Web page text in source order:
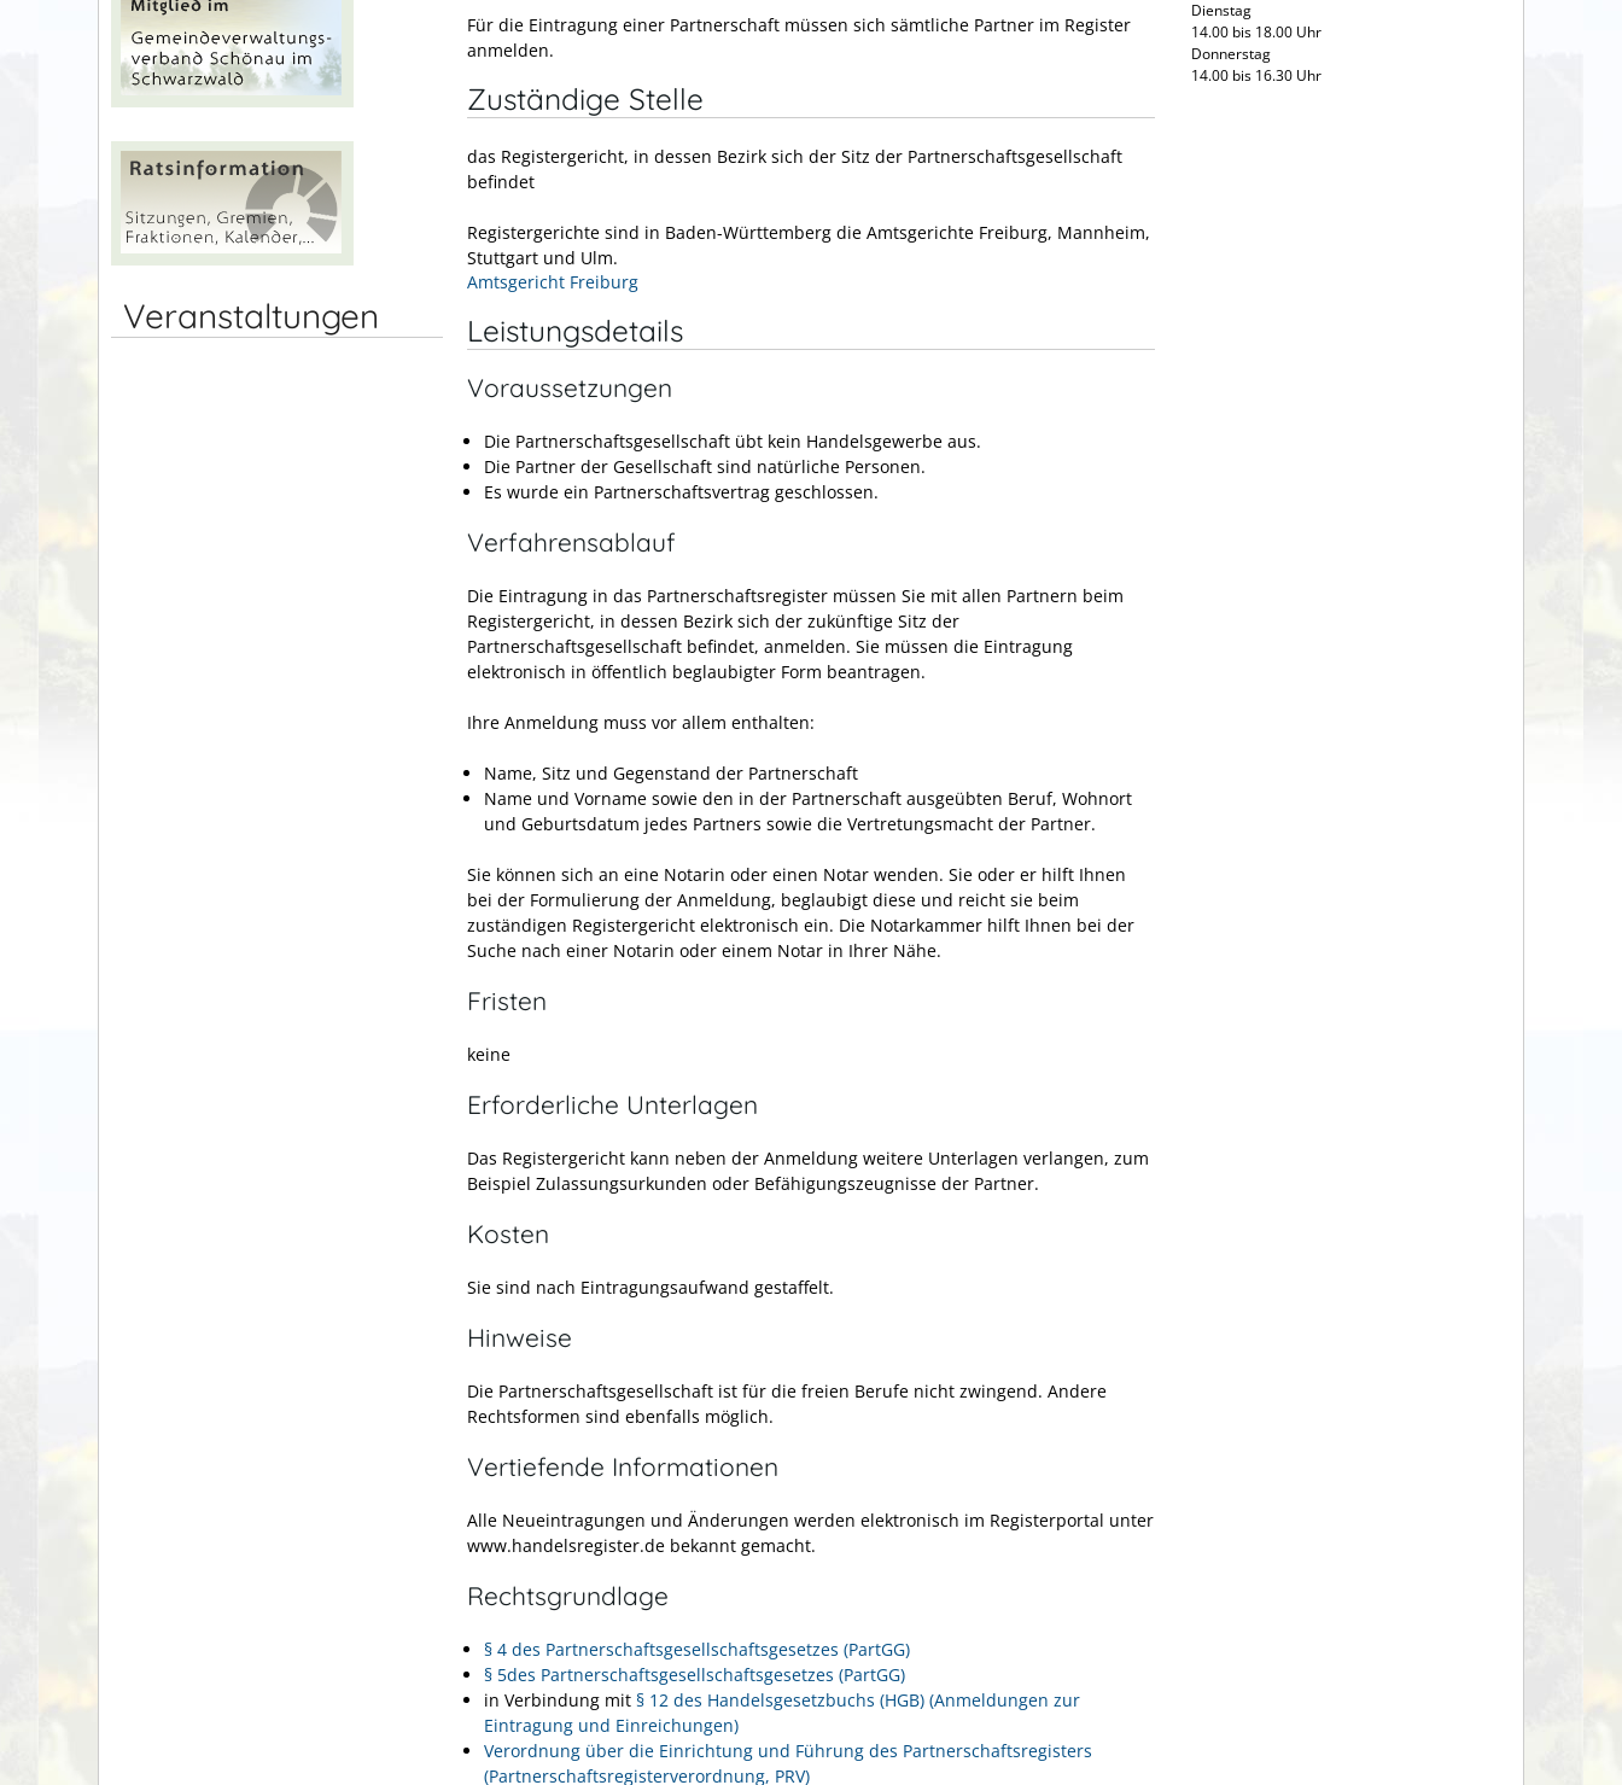
Veranstaltungen
Für die Eintragung einer Partnerschaft müssen sich sämtliche Partner im Register
anmelden.
Zuständige Stelle
das Registergericht, in dessen Bezirk sich der Sitz der Partnerschaftsgesellschaft
befindet
Registergerichte sind in Baden-Württemberg die Amtsgerichte Freiburg, Mannheim,
Stuttgart und Ulm.
Amtsgericht Freiburg
Leistungsdetails
Voraussetzungen
Die Partnerschaftsgesellschaft übt kein Handelsgewerbe aus.
Die Partner der Gesellschaft sind natürliche Personen.
Es wurde ein Partnerschaftsvertrag geschlossen.
Verfahrensablauf
Die Eintragung in das Partnerschaftsregister müssen Sie mit allen Partnern beim
Registergericht, in dessen Bezirk sich der zukünftige Sitz der
Partnerschaftsgesellschaft befindet, anmelden. Sie müssen die Eintragung
elektronisch in öffentlich beglaubigter Form beantragen.
Ihre Anmeldung muss vor allem enthalten:
Name, Sitz und Gegenstand der Partnerschaft
Name und Vorname sowie den in der Partnerschaft ausgeübten Beruf, Wohnort
und Geburtsdatum jedes Partners sowie die Vertretungsmacht der Partner.
Sie können sich an eine Notarin oder einen Notar wenden. Sie oder er hilft Ihnen
bei der Formulierung der Anmeldung, beglaubigt diese und reicht sie beim
zuständigen Registergericht elektronisch ein. Die Notarkammer hilft Ihnen bei der
Suche nach einer Notarin oder einem Notar in Ihrer Nähe.
Fristen
keine
Erforderliche Unterlagen
Das Registergericht kann neben der Anmeldung weitere Unterlagen verlangen, zum
Beispiel Zulassungsurkunden oder Befähigungszeugnisse der Partner.
Kosten
Sie sind nach Eintragungsaufwand gestaffelt.
Hinweise
Die Partnerschaftsgesellschaft ist für die freien Berufe nicht zwingend. Andere
Rechtsformen sind ebenfalls möglich.
Vertiefende Informationen
Alle Neueintragungen und Änderungen werden elektronisch im Registerportal unter
www.handelsregister.de bekannt gemacht.
Rechtsgrundlage
§ 4 des Partnerschaftsgesellschaftsgesetzes (PartGG)
§ 5des Partnerschaftsgesellschaftsgesetzes (PartGG)
in Verbindung mit § 12 des Handelsgesetzbuchs (HGB) (Anmeldungen zur
Eintragung und Einreichungen)
Verordnung über die Einrichtung und Führung des Partnerschaftsregisters
(Partnerschaftsregisterverordnung, PRV)
Dienstag
14.00 bis 18.00 Uhr
Donnerstag
14.00 bis 16.30 Uhr